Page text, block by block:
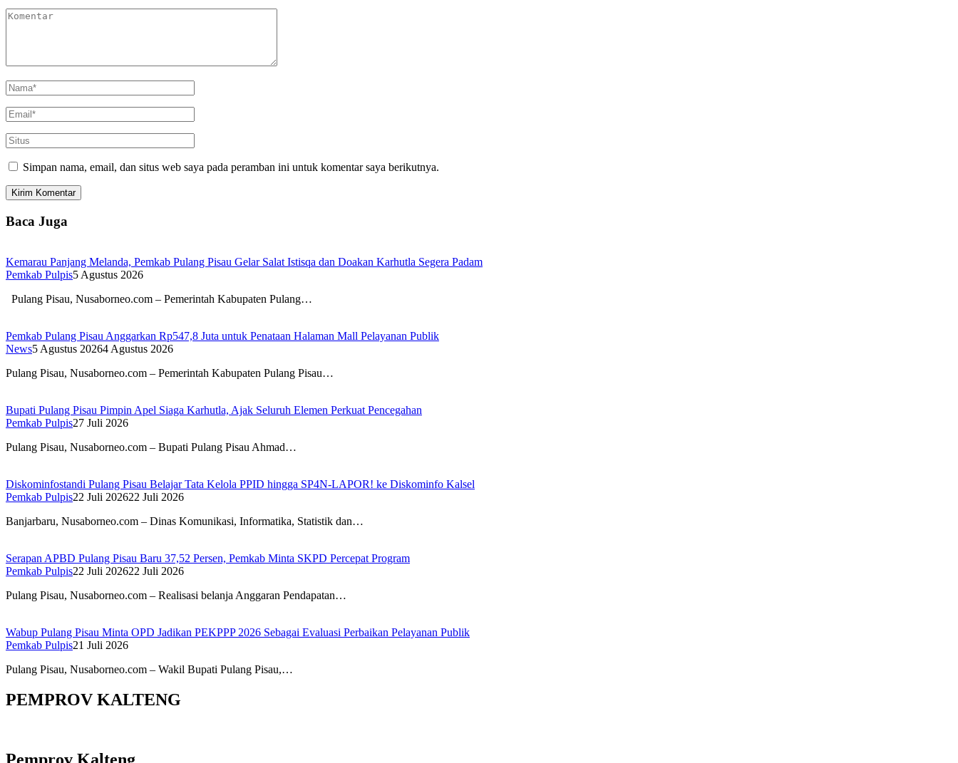
Simpan nama, email, dan situs web saya pada peramban ini untuk komentar saya berikutnya.
Baca Juga
Kemarau Panjang Melanda, Pemkab Pulang Pisau Gelar Salat Istisqa dan Doakan Karhutla Segera Padam
Pemkab Pulpis5 Agustus 2026
Pulang Pisau, Nusaborneo.com – Pemerintah Kabupaten Pulang…
Pemkab Pulang Pisau Anggarkan Rp547,8 Juta untuk Penataan Halaman Mall Pelayanan Publik
News5 Agustus 20264 Agustus 2026
Pulang Pisau, Nusaborneo.com – Pemerintah Kabupaten Pulang Pisau…
Bupati Pulang Pisau Pimpin Apel Siaga Karhutla, Ajak Seluruh Elemen Perkuat Pencegahan
Pemkab Pulpis27 Juli 2026
Pulang Pisau, Nusaborneo.com – Bupati Pulang Pisau Ahmad…
Diskominfostandi Pulang Pisau Belajar Tata Kelola PPID hingga SP4N-LAPOR! ke Diskominfo Kalsel
Pemkab Pulpis22 Juli 202622 Juli 2026
Banjarbaru, Nusaborneo.com – Dinas Komunikasi, Informatika, Statistik dan…
Serapan APBD Pulang Pisau Baru 37,52 Persen, Pemkab Minta SKPD Percepat Program
Pemkab Pulpis22 Juli 202622 Juli 2026
Pulang Pisau, Nusaborneo.com – Realisasi belanja Anggaran Pendapatan…
Wabup Pulang Pisau Minta OPD Jadikan PEKPPP 2026 Sebagai Evaluasi Perbaikan Pelayanan Publik
Pemkab Pulpis21 Juli 2026
Pulang Pisau, Nusaborneo.com – Wakil Bupati Pulang Pisau,…
PEMPROV KALTENG